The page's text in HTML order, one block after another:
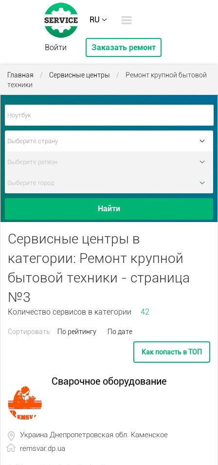
RU
Войти Заказать ремонт
Главная / Сервисные центры /
Ремонт крупной бытовой
техники
Найти
Сервисные центры в
категории: Ремонт крупной
бытовой техники - страница
№3
Количество сервисов в категории 42
Сортировать: По рейтингу По дате
Как попасть в ТОП
Сварочное оборудование
Украина Днепропетровская обл. Каменское
remsvar.dp.ua